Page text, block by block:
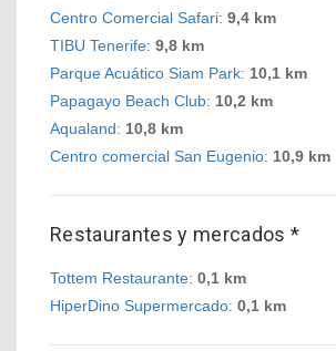
Centro Comercial Safari: 9,4 km
TIBU Tenerife: 9,8 km
Parque Acuático Siam Park: 10,1 km
Papagayo Beach Club: 10,2 km
Aqualand: 10,8 km
Centro comercial San Eugenio: 10,9 km
Restaurantes y mercados *
Tottem Restaurante: 0,1 km
HiperDino Supermercado: 0,1 km